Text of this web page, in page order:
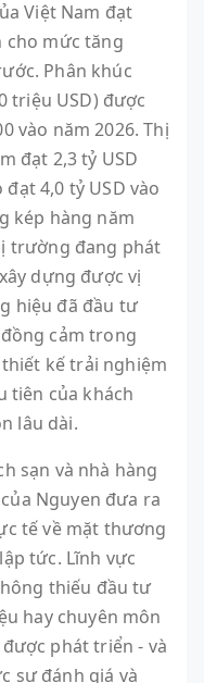
Việt Nam đạt
cho mức tăng
Phân khúc
triệu USD) được
vào năm 2026. Thị
đạt 2,3 tỷ USD
4,0 tỷ USD vào
kép hàng năm
trường đang phát
dựng được vị
hiệu đã đầu tư
cảm trong
kế trải nghiệm
tiên của khách
lâu dài.
sạn và nhà hàng
Nguyen đưa ra
tế về mặt thương
tức. Lĩnh vực
thiếu đầu tư
hay chuyên môn
phát triển - và
sự đánh giá và